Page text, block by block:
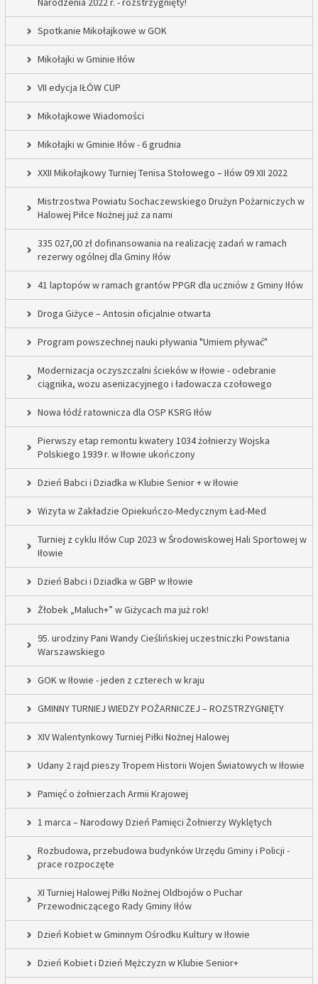
Spotkanie Mikołajkowe w GOK
Mikołajki w Gminie Iłów
VII edycja IŁÓW CUP
Mikołajkowe Wiadomości
Mikołajki w Gminie Iłów - 6 grudnia
XXII Mikołajkowy Turniej Tenisa Stołowego – Iłów 09 XII 2022
Mistrzostwa Powiatu Sochaczewskiego Drużyn Pożarniczych w
Halowej Piłce Nożnej już za nami
335 027,00 zł dofinansowania na realizację zadań w ramach
rezerwy ogólnej dla Gminy Iłów
41 laptopów w ramach grantów PPGR dla uczniów z Gminy Iłów
Droga Giżyce – Antosin oficjalnie otwarta
Program powszechnej nauki pływania "Umiem pływać"
Modernizacja oczyszczalni ścieków w Iłowie - odebranie
ciągnika, wozu asenizacyjnego i ładowacza czołowego
Nowa łódź ratownicza dla OSP KSRG Iłów
Pierwszy etap remontu kwatery 1034 żołnierzy Wojska
Polskiego 1939 r. w Iłowie ukończony
Dzień Babci i Dziadka w Klubie Senior + w Iłowie
Wizyta w Zakładzie Opiekuńczo-Medycznym Ład-Med
Turniej z cyklu Iłów Cup 2023 w Środowiskowej Hali Sportowej w
Iłowie
Dzień Babci i Dziadka w GBP w Iłowie
Żłobek „Maluch+” w Giżycach ma już rok!
95. urodziny Pani Wandy Cieślińskiej uczestniczki Powstania
Warszawskiego
GOK w Iłowie - jeden z czterech w kraju
GMINNY TURNIEJ WIEDZY POŻARNICZEJ – ROZSTRZYGNIĘTY
XIV Walentynkowy Turniej Piłki Nożnej Halowej
Udany 2 rajd pieszy Tropem Historii Wojen Światowych w Iłowie
Pamięć o żołnierzach Armii Krajowej
1 marca – Narodowy Dzień Pamięci Żołnierzy Wyklętych
Rozbudowa, przebudowa budynków Urzędu Gminy i Policji -
prace rozpoczęte
XI Turniej Halowej Piłki Nożnej Oldbojów o Puchar
Przewodniczącego Rady Gminy Iłów
Dzień Kobiet w Gminnym Ośrodku Kultury w Iłowie
Dzień Kobiet i Dzień Mężczyzn w Klubie Senior+